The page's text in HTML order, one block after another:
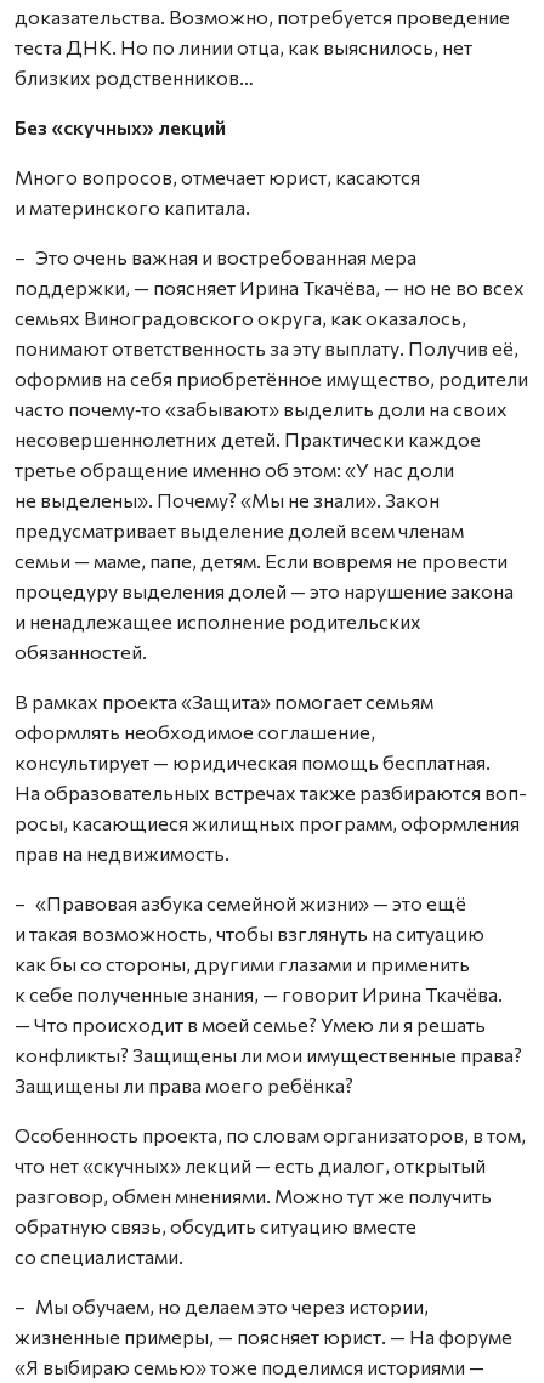
доказательства. Возможно, потребуется проведение
теста ДНК. Но по линии отца, как выяснилось, нет
близких родственников…
Без «скучных» лекций
Много вопросов, отмечает юрист, касаются
и материнского капитала.
– Это очень важная и востребованная мера
поддержки, — поясняет Ирина Ткачёва, — но не во всех
семьях Виноградовского округа, как оказалось,
понимают ответственность за эту выплату. Получив её,
оформив на себя приобретённое имущество, родители
часто почему‑то «забывают» выделить доли на своих
несовершеннолетних детей. Практически каждое
третье обращение именно об этом: «У нас доли
не выделены». Почему? «Мы не знали». Закон
предусматривает выделение долей всем членам
семьи — маме, папе, детям. Если вовремя не провести
процедуру выделения долей — это нарушение закона
и ненадлежащее исполнение родительских
обязанностей.
В рамках проекта «Защита» помогает семьям
оформлять необходимое соглашение,
консультирует — юридическая помощь бесплатная.
На образовательных встречах также разбираются воп­
росы, касающиеся жилищных программ, оформления
прав на недвижимость.
– «Правовая азбука семейной жизни» — это ещё
и такая возможность, чтобы взглянуть на ситуацию
как бы со стороны, другими глазами и применить
к себе полученные знания, — говорит Ирина Ткачёва.
— Что происходит в моей семье? Умею ли я решать
конфликты? Защищены ли мои имущественные права?
Защищены ли права моего ребёнка?
Особенность проекта, по словам организаторов, в том,
что нет «скучных» лекций — есть диалог, открытый
разговор, обмен мнениями. Можно тут же получить
обратную связь, обсудить ситуацию вместе
со специалистами.
– Мы обучаем, но делаем это через истории,
жизненные примеры, — поясняет юрист. — На форуме
«Я выбираю семью» тоже поделимся историями —